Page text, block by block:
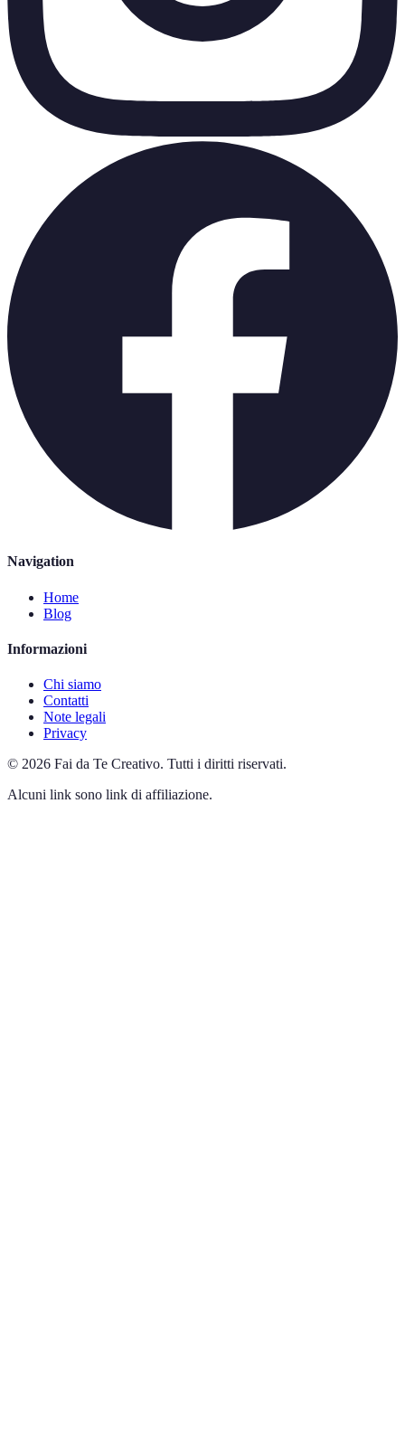
Navigation
Home
Blog
Informazioni
Chi siamo
Contatti
Note legali
Privacy
© 2026 Fai da Te Creativo. Tutti i diritti riservati.
Alcuni link sono link di affiliazione.